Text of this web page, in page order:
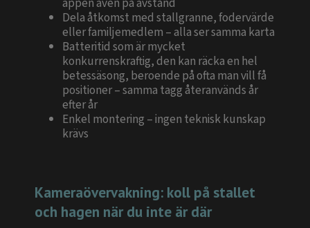
Dela åtkomst med stallgranne, fodervärde
eller familjemedlem – alla ser samma karta
Batteritid som är mycket
konkurrenskraftig, den kan räcka en hel
betessäsong, beroende på ofta man vill få
positioner – samma tagg återanvänds år
efter år
Enkel montering – ingen teknisk kunskap
krävs
Kameraövervakning: koll på stallet
och hagen när du inte är där